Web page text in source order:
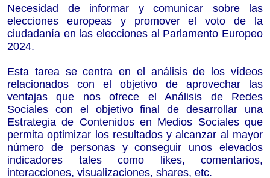
Necesidad de informar y comunicar sobre las
elecciones europeas y promover el voto de la
ciudadanía en las elecciones al Parlamento Europeo
2024.
Esta tarea se centra en el análisis de los vídeos
relacionados con el objetivo de aprovechar las
ventajas que nos ofrece el Análisis de Redes
Sociales con el objetivo final de desarrollar una
Estrategia de Contenidos en Medios Sociales que
permita optimizar los resultados y alcanzar al mayor
número de personas y conseguir unos elevados
indicadores tales como likes, comentarios,
interacciones, visualizaciones, shares, etc.